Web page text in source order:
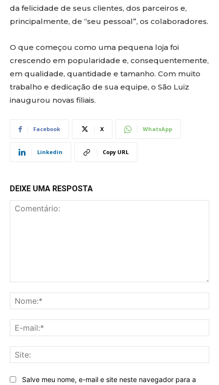
da felicidade de seus clientes, dos parceiros e,
principalmente, de “seu pessoal”, os colaboradores.
O que começou como uma pequena loja foi
crescendo em popularidade e, consequentemente,
em qualidade, quantidade e tamanho. Com muito
trabalho e dedicação de sua equipe, o São Luiz
inaugurou novas filiais.
Facebook X WhatsApp
Linkedin Copy URL
DEIXE UMA RESPOSTA
Salve meu nome, e-mail e site neste navegador para a